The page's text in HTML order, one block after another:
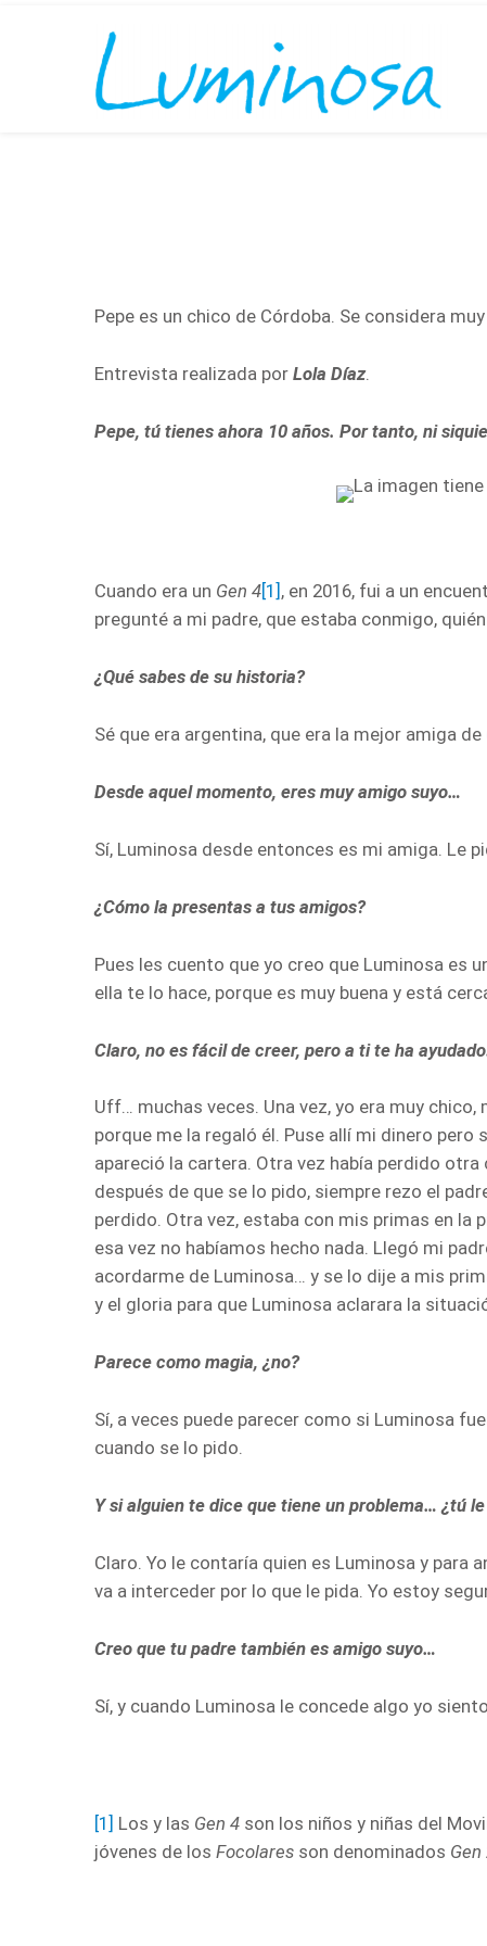
Pepe es un chico de Córdoba. Se considera
Entrevista realizada porLola Díaz.
Pepe, tú tienes ahora 10 años. Por tanto, ni
Cuando era un Gen 4[1] , en 2016, fui a un
pregunté a mi padre, que estaba conmigo,
¿Qué sabes de su historia?
Sé que era argentina, que era la mejor amiga de
Desde aquel momento, eres muy amigo suyo…
Sí, Luminosa desde entonces es mi amiga. Le
¿Cómo la presentas a tus amigos?
Pues les cuento que yo creo que Luminosa es
ella te lo hace, porque es muy buena y está
Claro, no es fácil de creer, pero a ti te ha
Uff… muchas veces. Una vez, yo era muy
porque me la regaló él. Puse allí mi dinero pero
apareció la cartera. Otra vez había perdido
después de que se lo pido, siempre rezo el
perdido. Otra vez, estaba con mis primas en la
esa vez no habíamos hecho nada. Llegó mi
acordarme de Luminosa… y se lo dije a mis
y el gloria para que Luminosa aclarara la
Parece como magia, ¿no?
Sí, a veces puede parecer como si Luminosa
cuando se lo pido.
Y si alguien te dice que tiene un problema… ¿tú
Claro. Yo le contaría quien es Luminosa y para
va a interceder por lo que le pida. Yo estoy
Creo que tu padre también es amigo suyo…
Sí, y cuando Luminosa le concede algo yo
[1] Los y las Gen 4 son los niños y niñas del
jóvenes de losFocolares son denominados Gen